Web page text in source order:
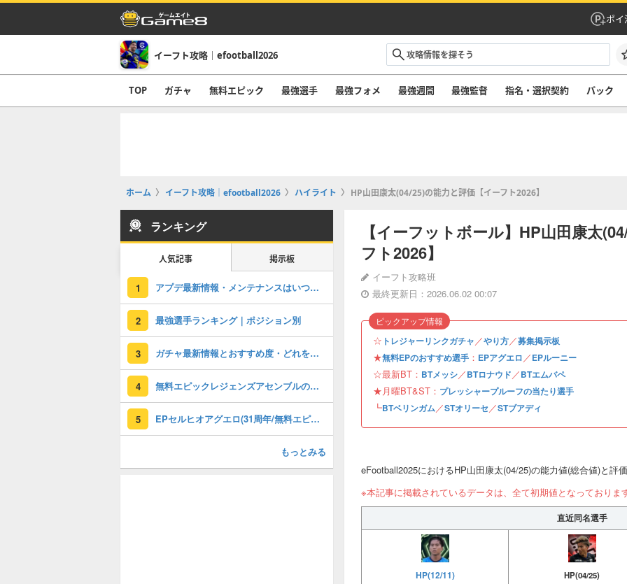
ポイ
イーフト攻略｜efootball2026
TOP ガチャ 無料エピック 最強選手 最強フォメ 最強週間 最強監督 指名・選択契約 パック
ホーム イーフト攻略｜efootball2026 ハイライト HP山田康太(04/25)の能力と評価【イーフト2026】
【イーフットボール】HP山田康太
フト2026】
イーフト攻略班
最終更新日：2026.06.02 00:07
☆ トレジャーリンクガチャ／やり方／募集掲示板
★無料EPのおすすめ選手 ： EPアグエロ／EPルーニー
☆最新BT： BTメッシ／BTロナウド／BTエムバペ
★月曜BT&ST： プレッシャープルーフの当たり選手
┗BTベリンガム／STオリーセ／STブアディ
ピックアップ情報
eFootball2025におけるHP山田康太(04/25)の能力値(総合値)と評
※本記事に掲載されているデータは、全て初期値となっておりま
直近同名選手
HP(12/11) HP(04/25)
ランキング
人気記事 掲示板
1 アプデ最新情報・メンテナンスはいつまで？
2 最強選手ランキング｜ポジション別
3 ガチャ最新情報とおすすめ度・どれを引くべき？
4 無料エピックレジェンズアセンブルのおすすめ選択(当たり)選手ランキングと引き方
5 EPセルヒオアグエロ(31周年/無料エピック)の評価とおすすめ育成・スキル追加
もっとみる